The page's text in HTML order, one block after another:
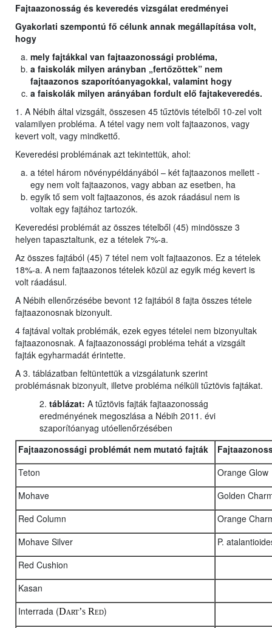
Fajtaazonosság és keveredés vizsgálat eredményei
Gyakorlati szempontú fő célunk annak megállapítása volt,
hogy
mely fajtákkal van fajtaazonossági probléma,
a faiskolák milyen arányban „fertőzöttek” nem
fajtaazonos szaporítóanyagokkal, valamint hogy
a faiskolák milyen arányában fordult elő fajtakeveredés.
1. A Nébih által vizsgált, összesen 45 tűztövis tételből 10-zel volt
valamilyen probléma. A tétel vagy nem volt fajtaazonos, vagy
kevert volt, vagy mindkettő.
Keveredési problémának azt tekintettük, ahol:
a tétel három növénypéldányából – két fajtaazonos mellett -
egy nem volt fajtaazonos, vagy abban az esetben, ha
egyik tő sem volt fajtaazonos, és azok ráadásul nem is
voltak egy fajtához tartozók.
Keveredési problémát az összes tételből (45) mindössze 3
helyen tapasztaltunk, ez a tételek 7%-a.
Az összes fajtából (45) 7 tétel nem volt fajtaazonos. Ez a tételek
18%-a. A nem fajtaazonos tételek közül az egyik még kevert is
volt ráadásul.
A Nébih ellenőrzésébe bevont 12 fajtából 8 fajta összes tétele
fajtaazonosnak bizonyult.
4 fajtával voltak problémák, ezek egyes tételei nem bizonyultak
fajtaazonosnak. A fajtaazonossági probléma tehát a vizsgált
fajták egyharmadát érintette.
A 3. táblázatban feltüntettük a vizsgálatunk szerint
problémásnak bizonyult, illetve probléma nélküli tűztövis fajtákat.
2. táblázat: A tűztövis fajták fajtaazonosság
eredményének megoszlása a Nébih 2011. évi
szaporítóanyag utóellenőrzésében
Fajtaazonossági problémát nem mutató fajták
Teton
Orange Glow
Mohave
Golden
Red Column
Orange
Mohave Silver
P.
Red Cushion
Kasan
Interrada (Dart’s Red)